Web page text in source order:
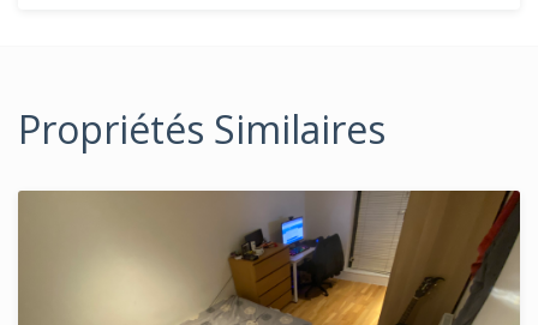
Propriétés Similaires